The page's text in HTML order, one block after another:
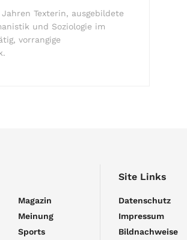
Texterin, ausgebildete
und Soziologie im
vorrangige
Magazin
Meinung
Sports
Site Links
Datenschutz
Impressum
Bildnachweise